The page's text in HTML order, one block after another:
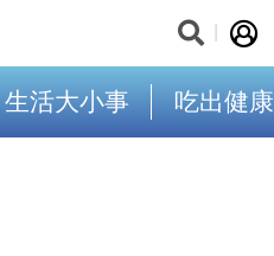
生活大小事 吃出健康